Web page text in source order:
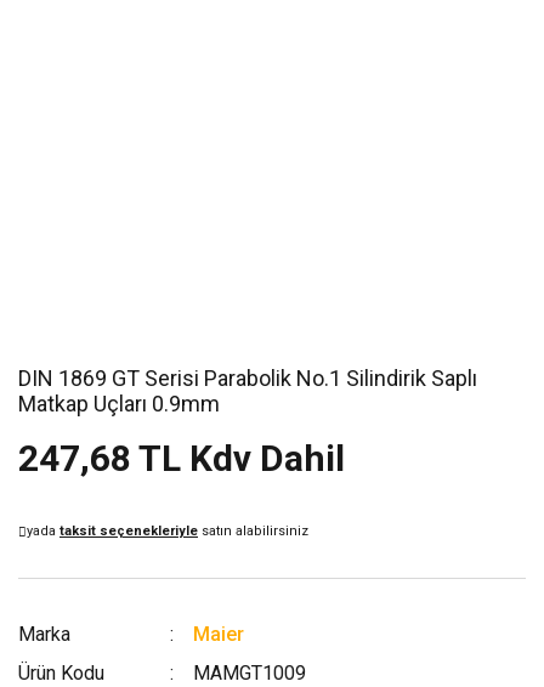
DIN 1869 GT Serisi Parabolik No.1 Silindirik Saplı
Matkap Uçları 0.9mm
247,68 TL Kdv Dahil
yada taksit seçenekleriyle satın alabilirsiniz
Marka
Maier
Ürün Kodu
MAMGT1009